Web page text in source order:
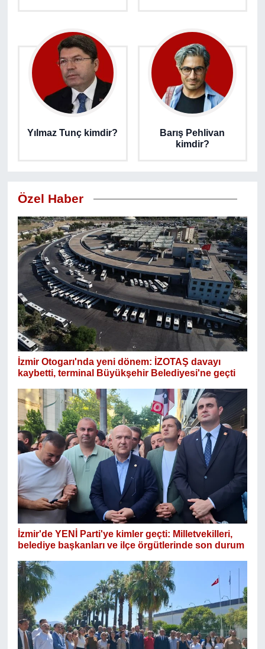
Yılmaz Tunç kimdir?
Barış Pehlivan
kimdir?
Özel Haber
İzmir Otogarı'nda yeni dönem: İZOTAŞ davayı
kaybetti, terminal Büyükşehir Belediyesi'ne geçti
İzmir'de YENİ Parti'ye kimler geçti: Milletvekilleri,
belediye başkanları ve ilçe örgütlerinde son durum